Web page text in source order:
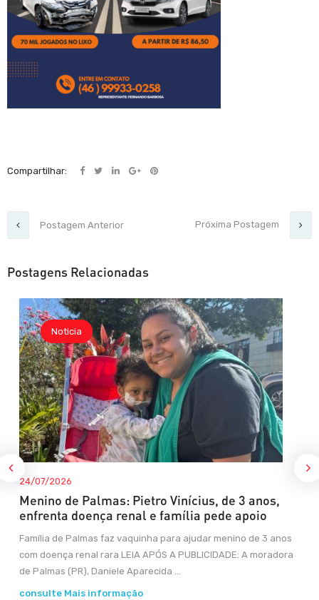
Compartilhar:
Postagem Anterior Próxima Postagem
Postagens Relacionadas
Noticia
24/07/2026
Menino de Palmas: Pietro Vinícius, de 3 anos,
enfrenta doença renal e família pede apoio
Família de Palmas faz vaquinha para ajudar menino de 3 anos
com doença renal rara LEIA APÓS A PUBLICIDADE: A moradora
de Palmas (PR), Daniele Aparecida ...
consulte Mais informação